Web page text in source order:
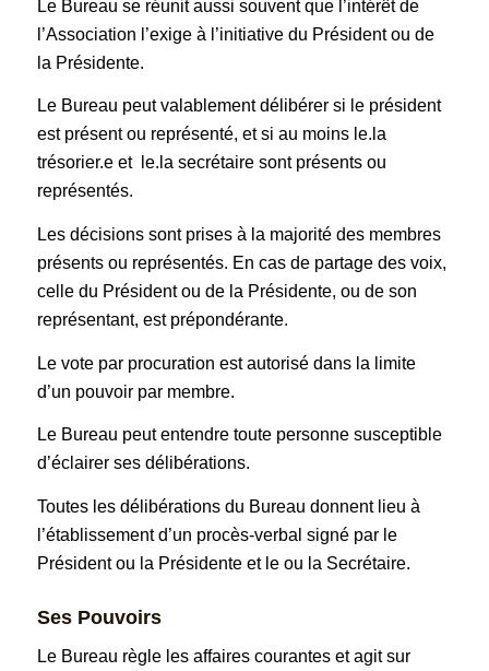
Le Bureau se réunit aussi souvent que l’intérêt de
l’Association l’exige à l’initiative du Président ou de
la Présidente.
Le Bureau peut valablement délibérer si le président
est présent ou représenté, et si au moins le.la
trésorier.e et le.la secrétaire sont présents ou
représentés.
Les décisions sont prises à la majorité des membres
présents ou représentés. En cas de partage des voix,
celle du Président ou de la Présidente, ou de son
représentant, est prépondérante.
Le vote par procuration est autorisé dans la limite
d’un pouvoir par membre.
Le Bureau peut entendre toute personne susceptible
d’éclairer ses délibérations.
Toutes les délibérations du Bureau donnent lieu à
l’établissement d’un procès-verbal signé par le
Président ou la Présidente et le ou la Secrétaire.
Ses Pouvoirs
Le Bureau règle les affaires courantes et agit sur